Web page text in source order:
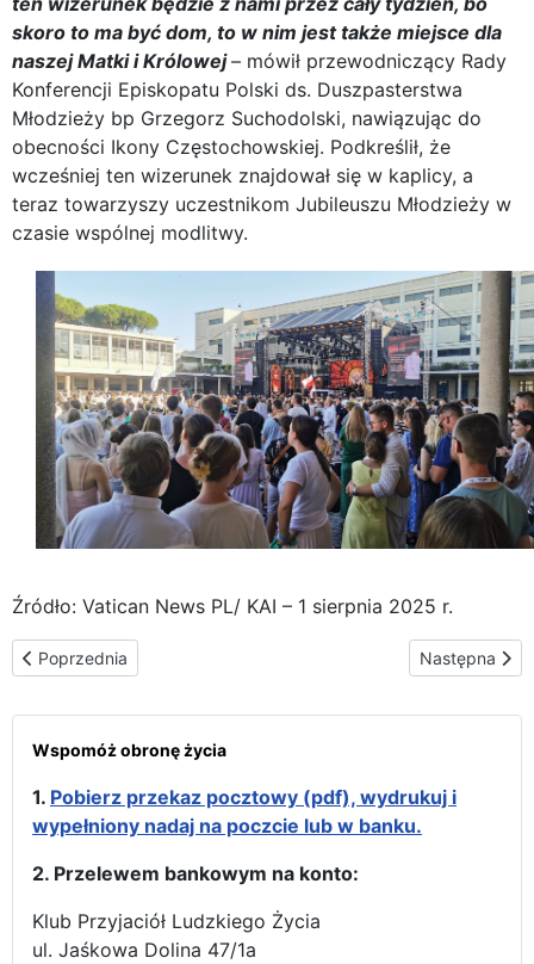
skoro to ma być dom, to w nim jest także miejsce dla
naszej Matki i Królowej – mówił przewodniczący Rady
Konferencji Episkopatu Polski ds. Duszpasterstwa
Młodzieży bp Grzegorz Suchodolski, nawiązując do
obecności Ikony Częstochowskiej. Podkreślił, że
wcześniej ten wizerunek znajdował się w kaplicy, a
teraz towarzyszy uczestnikom Jubileuszu Młodzieży w
czasie wspólnej modlitwy.
Źródło: Vatican News PL/ KAI – 1 sierpnia 2025 r.
Poprzednia strona: Wędrująca „Od Oceanu do Oceanu” Ikona
Poprzednia Następna
Następna
Wspomóż obronę życia
1. Pobierz przekaz pocztowy (pdf), wydrukuj i
wypełniony nadaj na poczcie lub w banku.
2. Przelewem bankowym na konto:
Klub Przyjaciół Ludzkiego Życia
ul. Jaśkowa Dolina 47/1a